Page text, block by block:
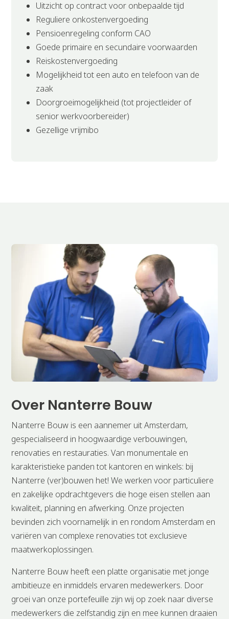
Uitzicht op contract voor onbepaalde tijd
Reguliere onkostenvergoeding
Pensioenregeling conform CAO
Goede primaire en secundaire voorwaarden
Reiskostenvergoeding
Mogelijkheid tot een auto en telefoon van de
zaak
Doorgroeimogelijkheid (tot projectleider of
senior werkvoorbereider)
Gezellige vrijmibo
Over Nanterre Bouw
Nanterre Bouw is een aannemer uit Amsterdam,
gespecialiseerd in hoogwaardige verbouwingen,
renovaties en restauraties. Van monumentale en
karakteristieke panden tot kantoren en winkels: bij
Nanterre (ver)bouwen het! We werken voor particuliere
en zakelijke opdrachtgevers die hoge eisen stellen aan
kwaliteit, planning en afwerking. Onze projecten
bevinden zich voornamelijk in en rondom Amsterdam en
variëren van complexe renovaties tot exclusieve
maatwerkoplossingen.
Nanterre Bouw heeft een platte organisatie met jonge
ambitieuze en inmiddels ervaren medewerkers. Door
groei van onze portefeuille zijn wij op zoek naar diverse
medewerkers die zelfstandig zijn en mee kunnen draaien